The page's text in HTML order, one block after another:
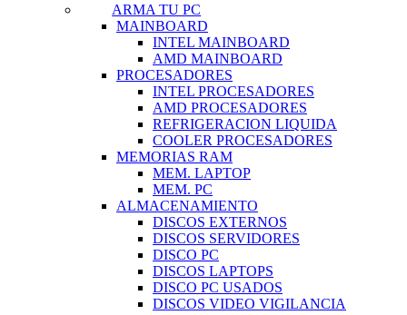
ARMA TU PC
MAINBOARD
INTEL MAINBOARD
AMD MAINBOARD
PROCESADORES
INTEL PROCESADORES
AMD PROCESADORES
REFRIGERACION LIQUIDA
COOLER PROCESADORES
MEMORIAS RAM
MEM. LAPTOP
MEM. PC
ALMACENAMIENTO
DISCOS EXTERNOS
DISCOS SERVIDORES
DISCO PC
DISCOS LAPTOPS
DISCO PC USADOS
DISCOS VIDEO VIGILANCIA